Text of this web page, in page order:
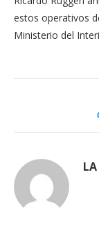
estos operativos
Ministerio del